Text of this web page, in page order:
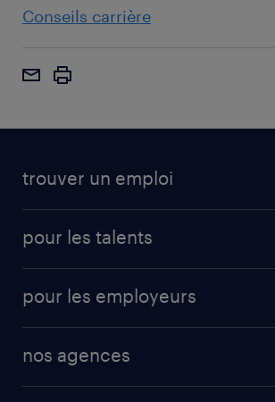
Conseils carrière
trouver un emploi
pour les talents
pour les employeurs
nos agences